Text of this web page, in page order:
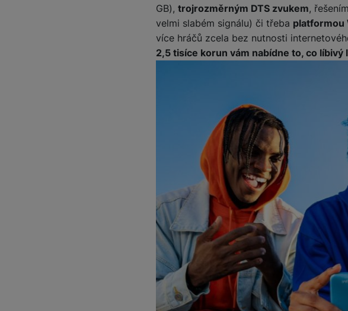
GB), trojrozměrným DTS zvukem,
velmi slabém signálu) či třeba platformou
více hráčů zcela bez nutnosti
2,5 tisíce korun vám nabídne to, co líbivý